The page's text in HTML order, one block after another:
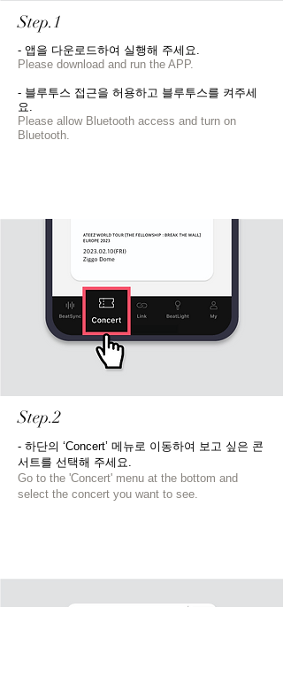
Step.1
- 앱을 다운로드하여 실행해 주세요.
Please download and run the APP.
- 블루투스 접근을 허용하고 블루투스를 켜주세
요.​​
Please allow Bluetooth access and turn on
Bluetooth.
Step.2
- 하단의 ‘Concert’ 메뉴로 이동하여 보고 싶은 콘
서트를 선택해 주세요.​
Go to the 'Concert' menu at the bottom and
select the concert you want to see.